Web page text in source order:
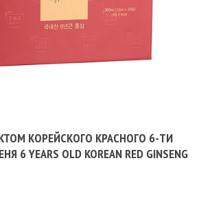
КОРЕЙСКОГО КРАСНОГО 6-ТИ
YEARS OLD KOREAN RED GINSENG